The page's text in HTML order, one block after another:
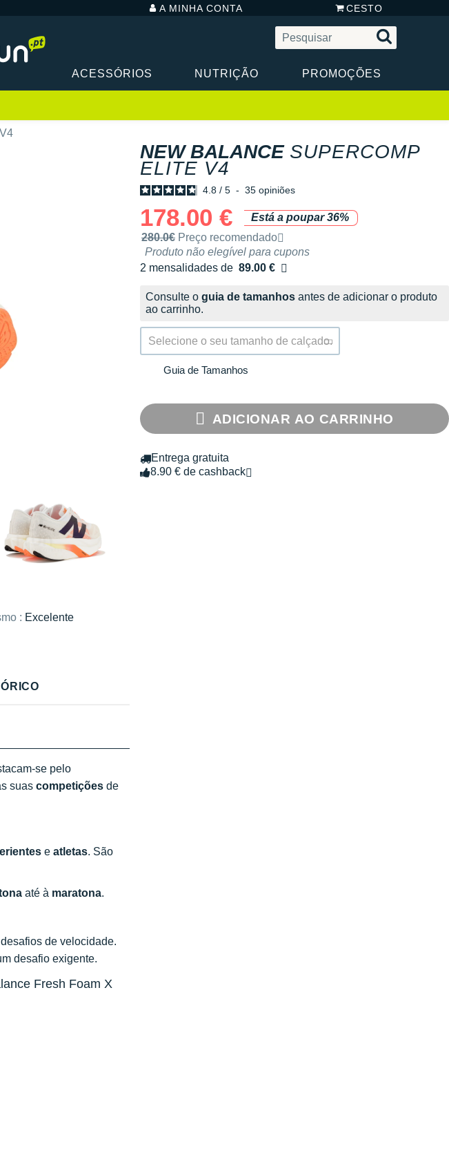
A MINHA CONTA CESTO
ACESSÓRIOS NUTRIÇÃO PROMOÇÕES
: Excelente
NEW BALANCE SUPERCOMP
ELITE V4
4.8 / 5 - 35 opiniões
178.00 €
Está a poupar 36%
Preço de venda recomendado pela marca
280.0€ Preço recomendado
Produto não elegível para cupons
2 mensalidades de 89.00 €
sem custos
Consulte o guia de tamanhos antes de adicionar o produto
ao carrinho.
Selecione o seu tamanho de calçado.
Guia de Tamanhos
ADICIONAR AO CARRINHO
Entrega gratuita
8.90 € de cashback
se pelo
suas competições de
e atletas. São
até à maratona.
de velocidade.
desafio exigente.
Fresh Foam X